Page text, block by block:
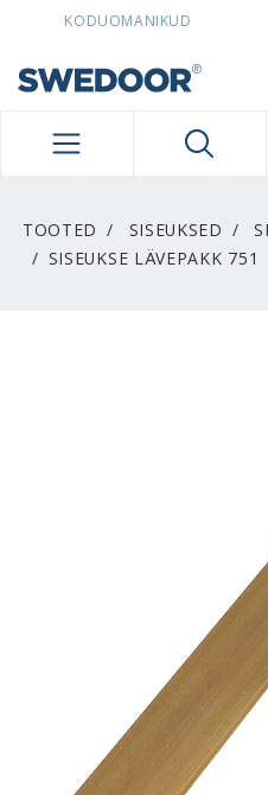
SWEDOORESTONIA
KODUOMANIKUD
TOOTED SISEUKSED
SISEUKSE LÄVEPAKK 751